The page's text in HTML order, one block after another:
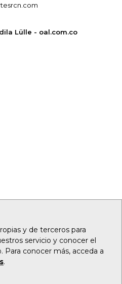
y de terceros para
servicio y conocer el
conocer más, acceda a
.
Lülle - oal.com.co